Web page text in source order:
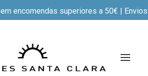
em encomendas superiores a 50€ |